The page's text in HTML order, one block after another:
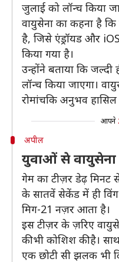
जुलाई को लॉन्च किया
वायुसेना का कहना है
है, जिसे एंड्रॉयड और
किया गया है।
उन्होंने बताया कि जल्दी
लॉन्च किया जाएगा।
रोमांचकि अनुभव
आपने
अपील
युवाओं से
गेम का टीज़र डेढ़ मिनट
के सातवें सेकेंड में ही
मिग-21 नज़र आता है।
इस टीज़र के ज़रिए
की भी कोशिश की है।
एक छोटी सी झलक भी